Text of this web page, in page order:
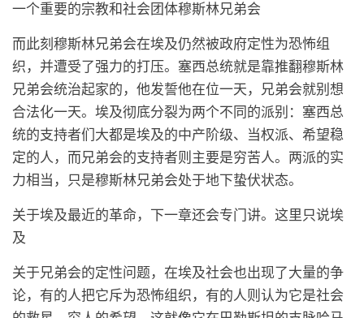
一个重要的宗教和社会团体穆斯林兄弟会
而此刻穆斯林兄弟会在埃及仍然被政府定性为恐怖组
织，并遭受了强力的打压。塞西总统就是靠推翻穆斯林
兄弟会统治起家的，他发誓他在位一天，兄弟会就别想
合法化一天。埃及彻底分裂为两个不同的派别：塞西总
统的支持者们大都是埃及的中产阶级、当权派、希望稳
定的人，而兄弟会的支持者则主要是穷苦人。两派的实
力相当，只是穆斯林兄弟会处于地下蛰伏状态。
关于埃及最近的革命，下一章还会专门讲。这里只说埃
及
关于兄弟会的定性问题，在埃及社会也出现了大量的争
论，有的人把它斥为恐怖组织，有的人则认为它是社会